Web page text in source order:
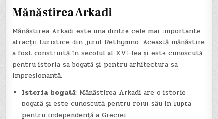
Mănăstirea Arkadi
Mănăstirea Arkadi este una dintre cele mai importante
atracții turistice din jurul Rethymno. Această mănăstire
a fost construită în secolul al XVI-lea și este cunoscută
pentru istoria sa bogată și pentru arhitectura sa
impresionantă.
Istoria bogată: Mănăstirea Arkadi are o istorie
bogată și este cunoscută pentru rolul său în lupta
pentru independență a Greciei.